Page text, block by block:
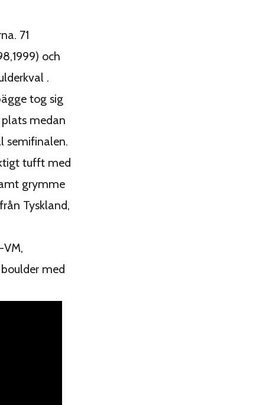
71
och
.
tog sig
medan
semifinalen.
tufft med
grymme
Tyskland,
VM,
med